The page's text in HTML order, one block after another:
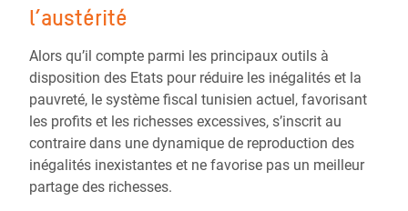
l’austérité
Alors qu’il compte parmi les principaux outils à
disposition des Etats pour réduire les inégalités et la
pauvreté, le système fiscal tunisien actuel, favorisant
les profits et les richesses excessives, s’inscrit au
contraire dans une dynamique de reproduction des
inégalités inexistantes et ne favorise pas un meilleur
partage des richesses.